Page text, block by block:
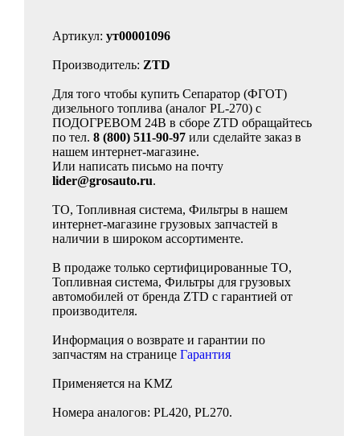
Артикул: ут00001096
Производитель: ZTD
Для того чтобы купить Сепаратор (ФГОТ)
дизельного топлива (аналог PL-270) с
ПОДОГРЕВОМ 24В в сборе ZTD обращайтесь
по тел. 8 (800) 511-90-97 или сделайте заказ в
нашем интернет-магазине.
Или написать письмо на почту
lider@grosauto.ru.
ТО, Топливная система, Фильтры в нашем
интернет-магазине грузовых запчастей в
наличии в широком ассортименте.
В продаже только сертифицированные ТО,
Топливная система, Фильтры для грузовых
автомобилей от бренда ZTD с гарантией от
производителя.
Информация о возврате и гарантии по
запчастям на странице Гарантия
Применяется на KMZ
Номера аналогов: PL420, PL270.